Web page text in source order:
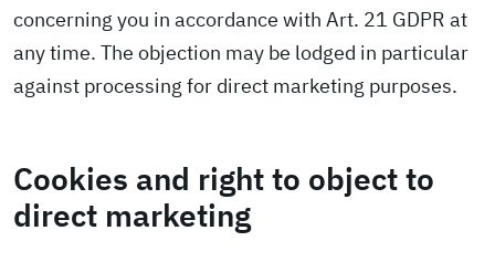
concerning you in accordance with Art. 21 GDPR at
any time. The objection may be lodged in particular
against processing for direct marketing purposes.
Cookies and right to object to
direct marketing